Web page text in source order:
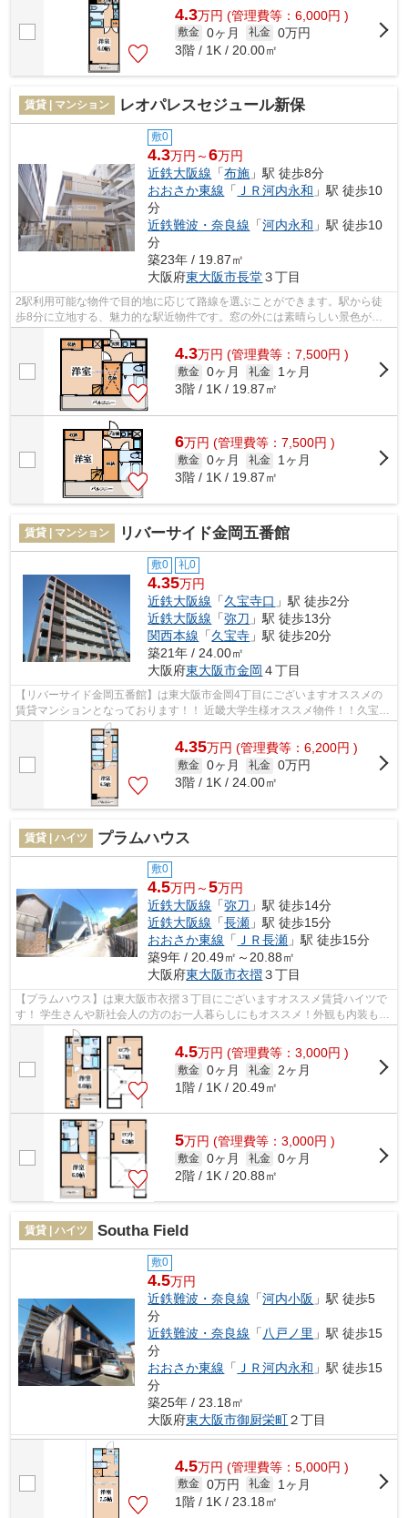
4.3万円 (管理費等：6,000円 )
敷金 0ヶ月 礼金 0万円
3階 / 1K / 20.00㎡
賃貸 | マンション レオパレスセジュール新保
敷0
4.3万円～6万円
近鉄大阪線 「布施 」駅 徒歩8分
おおさか東線 「 ＪＲ河内永和 」駅 徒歩10
分
近鉄難波・奈良線 「河内永和 」駅 徒歩10
分
築23年 / 19.87㎡
大阪府東大阪市長堂３丁目
2駅利用可能な物件で目的地に応じて路線を選ぶことができます。駅から徒
歩8分に立地する、魅力的な駅近物件です。窓の外には素晴らしい景色が広
がるマンションです。敷地内にごみ置き...
4.3万円 (管理費等：7,500円 )
敷金 0ヶ月 礼金
1ヶ月
3階 / 1K / 19.87㎡
6万円 (管理費等：7,500円 )
敷金 0ヶ月 礼金
1ヶ月
3階 / 1K / 19.87㎡
賃貸 | マンション リバーサイド金岡五番館
敷0 礼0
4.35万円
近鉄大阪線 「久宝寺口 」駅 徒歩2分
近鉄大阪線 「弥刀 」駅 徒歩13分
関西本線 「久宝寺 」駅 徒歩20分
築21年 / 24.00㎡
大阪府東大阪市金岡 ４丁目
【リバーサイド金岡五番館】は東大阪市金岡4丁目にございますオススメの
賃貸マンションとなっております！！ 近畿大学生様オススメ物件！！久宝寺
口駅まで徒歩２分の好立地！！近畿大...
4.35万円 (管理費等：6,200円 )
敷金 0ヶ月 礼金 0万円
3階 / 1K / 24.00㎡
賃貸 | ハイツ プラムハウス
敷0
4.5万円～5万円
近鉄大阪線 「弥刀 」駅 徒歩14分
近鉄大阪線 「長瀬 」駅 徒歩15分
おおさか東線 「 ＪＲ長瀬 」駅 徒歩15分
築9年 / 20.49㎡～20.88㎡
大阪府東大阪市衣摺３丁目
【プラムハウス】は東大阪市衣摺３丁目にございますオススメ賃貸ハイツで
す！ 学生さんや新社会人の方のお一人暮らしにもオススメ！外観も内装もオ
シャレな新築デザイナーズハイツで...
4.5万円 (管理費等：3,000円 )
敷金 0ヶ月 礼金
2ヶ月
1階 / 1K / 20.49㎡
5万円 (管理費等：3,000円 )
敷金 0ヶ月 礼金 0ヶ月
2階 / 1K / 20.88㎡
賃貸 | ハイツ Southa Field
敷0
4.5万円
近鉄難波・奈良線 「河内小阪 」駅 徒歩5
分
近鉄難波・奈良線 「八戸ノ里 」駅 徒歩15
分
おおさか東線 「 ＪＲ河内永和 」駅 徒歩15
分
築25年 / 23.18㎡
大阪府東大阪市御厨栄町２丁目
4.5万円 (管理費等：5,000円 )
敷金 0万円 礼金
1ヶ月
1階 / 1K / 23.18㎡